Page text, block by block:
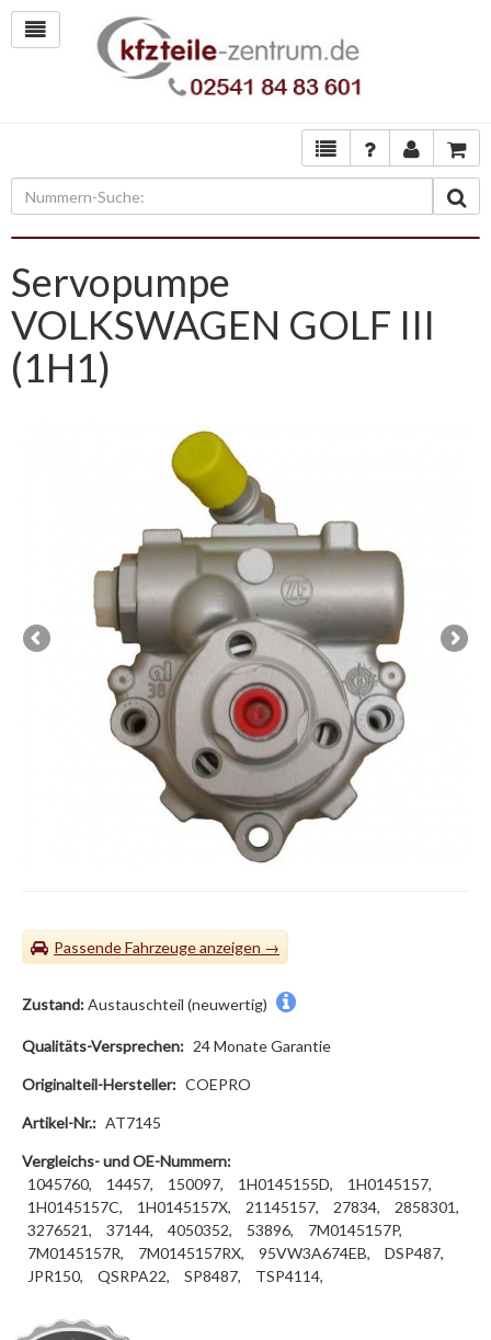
Servopumpe
VOLKSWAGEN GOLF III
(1H1)
Passende Fahrzeuge
Zustand:Austauschteil (neuwertig)
Qualitäts-Versprechen: 24 Monate Garantie
Originalteil-Hersteller: COEPRO
Artikel-Nr.: AT7145
Vergleichs- und OE-Nummern:
1045760,
14457, 150097, 1H0145155D,
1H0145157,
1H0145157C,
1H0145157X, 21145157, 27834,
2858301,
3276521,
37144, 4050352, 53896,
7M0145157P,
7M0145157R,
7M0145157RX, 95VW3A674EB,
DSP487,
JPR150,
QSRPA22, SP8487, TSP4114,